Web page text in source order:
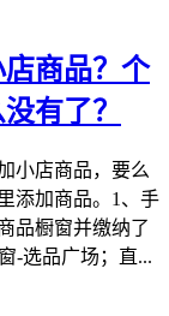
商品？个
有了？
小店商品，要么
添加商品。1、手
品橱窗并缴纳了
-选品广场；直...